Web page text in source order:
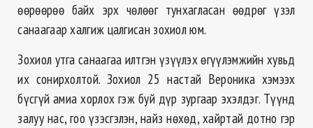
өөрөөрөө байх эрх чөлөөг тунхагласан өөдрөг үзэл
санаагаар халгиж цалгисан зохиол юм.
Зохиол утга санаагаа илтгэн үзүүлэх өгүүлэмжийн хувьд
их сонирхолтой. Зохиол 25 настай Вероника хэмээх
бүсгүй амиа хорлох гэж буй дүр зургаар эхэлдэг. Түүнд
залуу нас, гоо үзэсгэлэн, найз нөхөд, хайртай дотно гэр